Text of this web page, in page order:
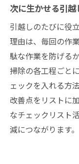
相場を知
イント
頻繁な引越
対策
引越し頻
策
手間を減
引越し作
次に生かせる引
引越しのたびに役
理由は、毎回の作
駄な作業を防げる
掃除の各工程ごと
ェックを入れる方
改善点をリストに
なチェックリスト
減につながります。